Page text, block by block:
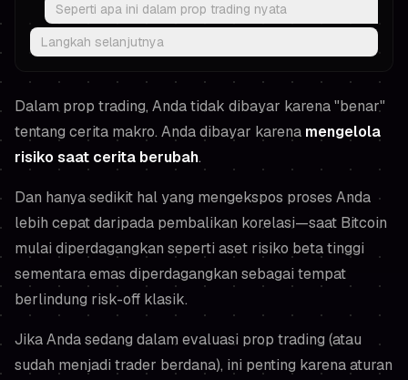
Seperti apa ini dalam prop trading nyata
Langkah selanjutnya
Dalam prop trading, Anda tidak dibayar karena "benar"
tentang cerita makro. Anda dibayar karena mengelola
risiko saat cerita berubah.
Dan hanya sedikit hal yang mengekspos proses Anda
lebih cepat daripada pembalikan korelasi—saat Bitcoin
mulai diperdagangkan seperti aset risiko beta tinggi
sementara emas diperdagangkan sebagai tempat
berlindung risk-off klasik.
Jika Anda sedang dalam evaluasi prop trading (atau
sudah menjadi trader berdana), ini penting karena aturan